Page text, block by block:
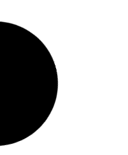
vivirlo y
día
perinatal
a esas
en silencio: